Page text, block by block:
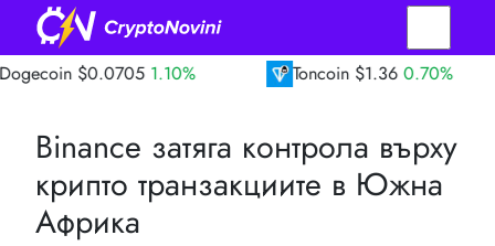
$0.0705 1.10% Toncoin $1.36 0.70%
Binance затяга контрола върху
крипто транзакциите в Южна
Африка